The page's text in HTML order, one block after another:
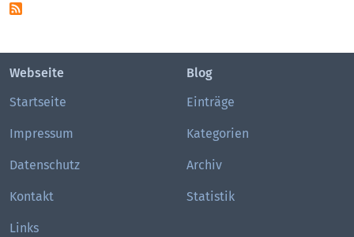
Webseite
Startseite
Impressum
Datenschutz
Kontakt
Links
Blog
Einträge
Kategorien
Archiv
Statistik